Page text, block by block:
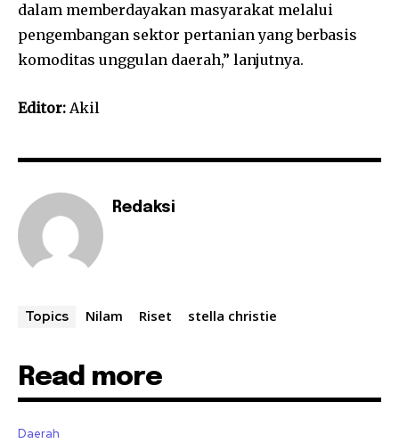
dalam memberdayakan masyarakat melalui
pengembangan sektor pertanian yang berbasis
komoditas unggulan daerah,” lanjutnya.
Editor: Akil
Redaksi
Topics Nilam Riset stella christie
Read more
Daerah